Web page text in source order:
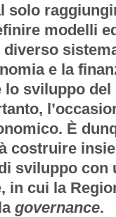
solo
modelli
e la
sviluppo
È
costruire
sviluppo
cui la
governance.